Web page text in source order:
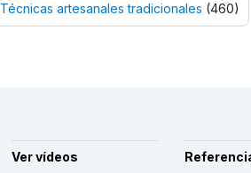
Técnicas artesanales tradicionales (460)
Ver vídeos